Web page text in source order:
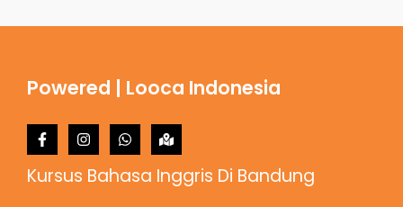
Powered | Looca Indonesia
Kursus Bahasa Inggris Di Bandung